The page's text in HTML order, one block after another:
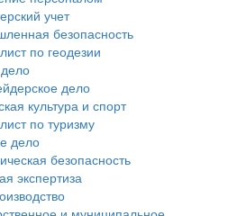
учет
безопасность
по геодезии
дело
культура и спорт
по туризму
дело
безопасность
экспертиза